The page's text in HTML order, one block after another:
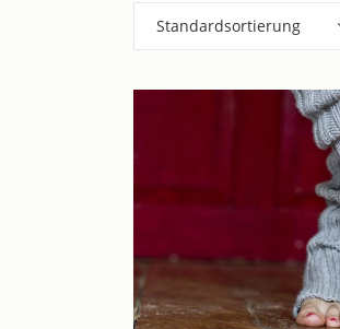
Standardsortierung